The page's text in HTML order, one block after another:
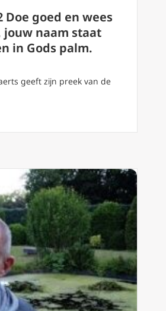
Doe goed en wees
jouw naam staat
in Gods palm.
geeft zijn preek van de
Podcast 92 Doe goed en wees niet